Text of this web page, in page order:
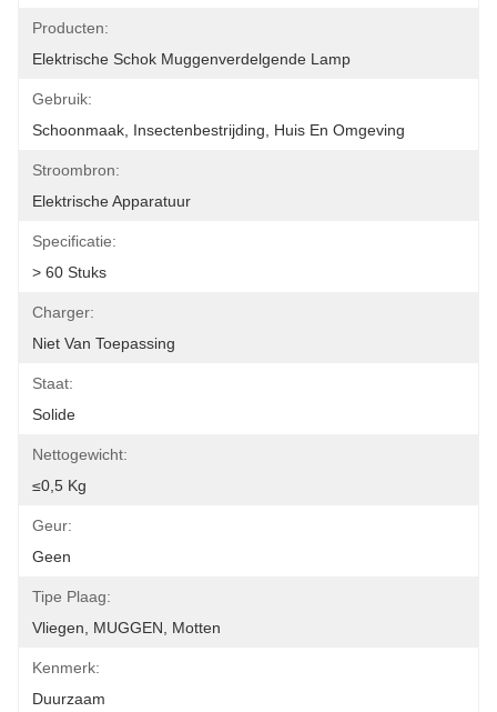
Producten:
Elektrische Schok Muggenverdelgende Lamp
Gebruik:
Schoonmaak, Insectenbestrijding, Huis En Omgeving
Stroombron:
Elektrische Apparatuur
Specificatie:
> 60 Stuks
Charger:
Niet Van Toepassing
Staat:
Solide
Nettogewicht:
≤0,5 Kg
Geur:
Geen
Tipe Plaag:
Vliegen, MUGGEN, Motten
Kenmerk:
Duurzaam